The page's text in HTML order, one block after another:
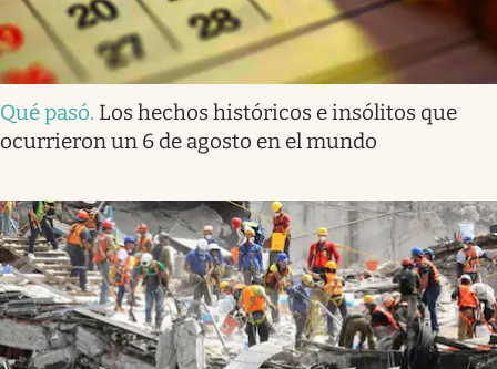
Qué pasó. Los hechos históricos e insólitos que
ocurrieron un 6 de agosto en el mundo